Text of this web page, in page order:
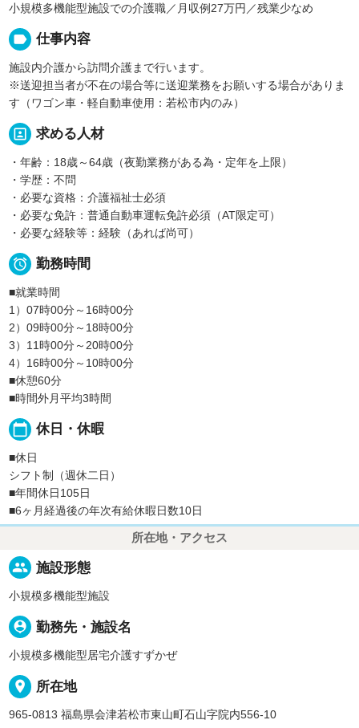
小規模多機能型施設での介護職／月収例27万円／残業少なめ
label 仕事内容
施設内介護から訪問介護まで行います。
※送迎担当者が不在の場合等に送迎業務をお願いする場合がありま
す（ワゴン車・軽自動車使用：若松市内のみ）
portrait 求める人材
・年齢：18歳～64歳（夜勤業務がある為・定年を上限）
・学歴：不問
・必要な資格：介護福祉士必須
・必要な免許：普通自動車運転免許必須（AT限定可）
・必要な経験等：経験（あれば尚可）
 勤務時間
■就業時間
1）07時00分～16時00分
2）09時00分～18時00分
3）11時00分～20時00分
4）16時00分～10時00分
■休憩60分
■時間外月平均3時間
calendar_today 休日・休暇
■休日
シフト制（週休二日）
■年間休日105日
■6ヶ月経過後の年次有給休暇日数10日
所在地・アクセス
people 施設形態
小規模多機能型施設
person_pin 勤務先・施設名
小規模多機能型居宅介護すずかぜ
place 所在地
965-0813 福島県会津若松市東山町石山字院内556-10